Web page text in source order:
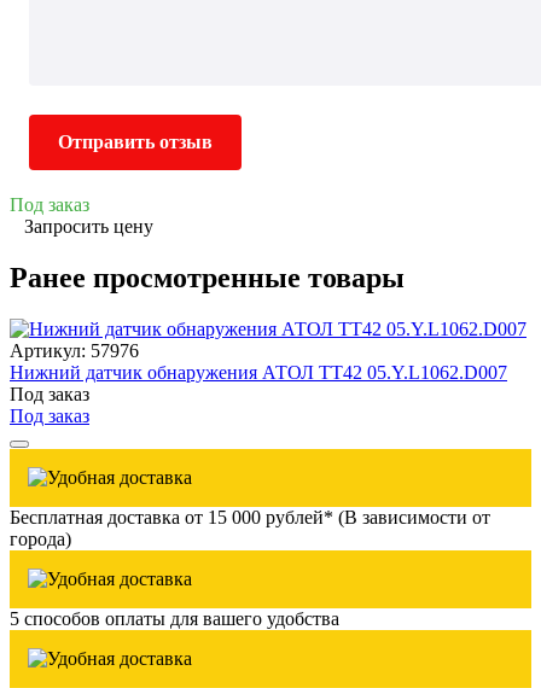
Отправить отзыв
Под заказ
Запросить цену
Ранее просмотренные товары
Артикул: 57976
Нижний датчик обнаружения АТОЛ TT42 05.Y.L1062.D007
Под заказ
Под заказ
Бесплатная доставка от 15 000 рублей* (В зависимости от
города)
5 способов оплаты для вашего удобства